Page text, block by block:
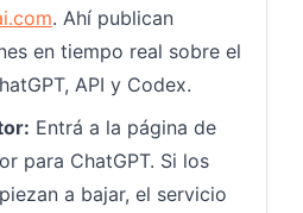
. Ahí publican
en tiempo real sobre el
API y Codex.
Entrá a la página de
para ChatGPT. Si los
a bajar, el servicio